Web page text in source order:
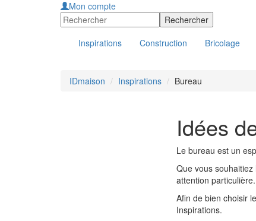
Mon compte
Inspirations Construction Bricolage
IDmaison Inspirations Bureau
Idées
Le bureau est un
Que vous
attention
Afin de bien choisir
Inspirations.